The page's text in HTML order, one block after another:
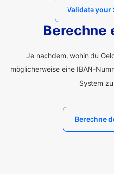
Validate your
Berechne
Je nachdem, wohin du
möglicherweise eine IBAN-
System
Berechne